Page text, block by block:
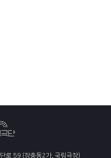
로 59 (장충동2가, 국립극장)